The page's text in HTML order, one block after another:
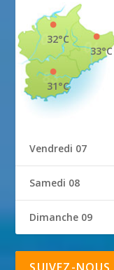
33°C
32°C
31°C
Vendredi 07
Samedi 08
Dimanche 09